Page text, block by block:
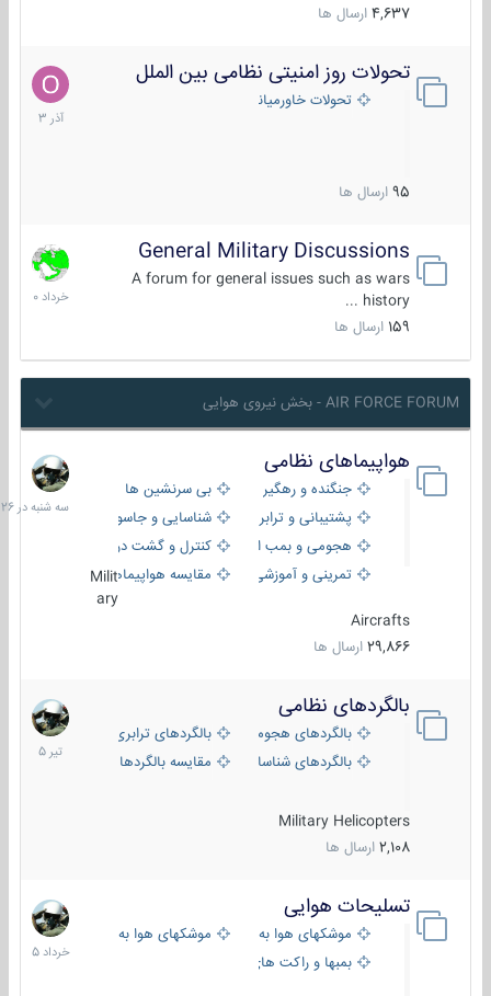
4,637 ارسال ها
تحولات روز امنیتی نظامی بین الملل
تحولات خاورمیانه
95 ارسال ها
21
آذر
1403
General Military Discussions
A forum for general issues such as wars
history ...
159 ارسال ها
10
خرداد
1400
AIR FORCE FORUM - بخش نیروی هوایی
هواپیماهای نظامی
جنگنده و رهگیر
بی سرنشین ها
پشتیبانی و ترابری
شناسایی و جاسوسی
هجومی و بمب افکن
کنترل و گشت دریایی
تمرینی و آموزشی
مقایسه هواپیماهاMilit
ary
Aircrafts
29,866 ارسال ها
سه
شنبه
در
بالگردهای نظامی
بالگردهای هجومی
بالگردهای ترابری
بالگردهای شناسایی
مقایسه بالگردها
Military Helicopters
2,108 ارسال ها
22
تیر
1405
تسلیحات هوایی
موشکهای هوا به هوا
موشکهای هوا به سطح
بمبها و راکت های هوایی
30
خرداد
1405